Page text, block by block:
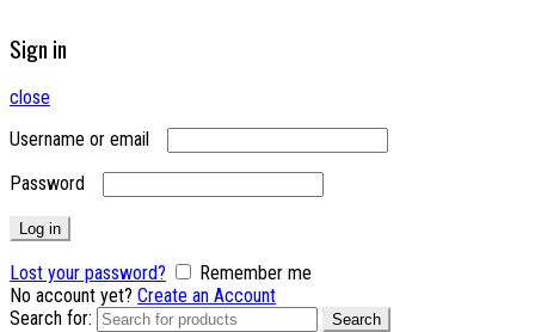
Sign in
close
Username or email
Password
Log in
Lost your password?
Remember me
No account yet? Create an Account
Search for:
Search